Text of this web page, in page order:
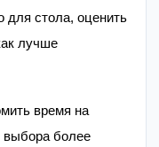
для стола, оценить
лучше
время на
выбора более